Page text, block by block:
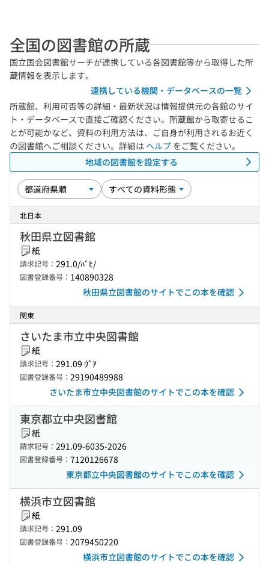
全国の図書館の所蔵
国立国会図書館サーチが連携している各図書館等から取得した所
蔵情報を表示します。
連携している機関・データベースの一覧
所蔵館、利用可否等の詳細・最新状況は情報提供元の各館のサイ
ト・データベースで直接ご確認ください。所蔵館から取寄せるこ
とが可能かなど、資料の利用方法は、ご自身が利用されるお近く
の図書館へご相談ください。詳細は ヘルプ をご覧ください。
地域の図書館を設定する
北日本
秋田県立図書館
紙
請求記号： 291.0/ﾊﾞﾋ/
図書登録番号： 140890328
秋田県立図書館のサイトでこの本を確認
関東
さいたま市立中央図書館
紙
請求記号： 291.09 ｳﾞｱ
図書登録番号： 29190489988
さいたま市立中央図書館のサイトでこの本を確認
東京都立中央図書館
紙
請求記号： 291.09-6035-2026
図書登録番号： 7120126678
東京都立中央図書館のサイトでこの本を確認
横浜市立図書館
紙
請求記号： 291.09
図書登録番号： 2079450220
横浜市立図書館のサイトでこの本を確認